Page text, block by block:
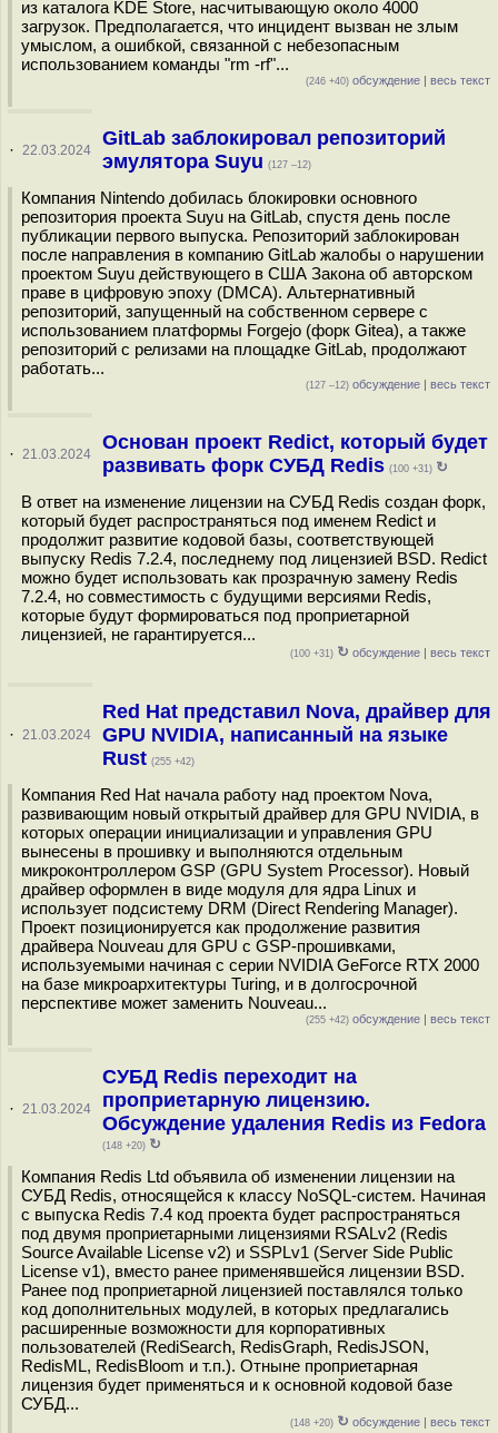
из каталога KDE Store, насчитывающую около 4000
загрузок. Предполагается, что инцидент вызван не злым
умыслом, а ошибкой, связанной с небезопасным
использованием команды "rm -rf"...
(246 +40) обсуждение | весь текст
· 22.03.2024
GitLab заблокировал репозиторий
эмулятора Suyu (127 –12)
Компания Nintendo добилась блокировки основного
репозитория проекта Suyu на GitLab, спустя день после
публикации первого выпуска. Репозиторий заблокирован
после направления в компанию GitLab жалобы о нарушении
проектом Suyu действующего в США Закона об авторском
праве в цифровую эпоху (DMCA). Альтернативный
репозиторий, запущенный на собственном сервере с
использованием платформы Forgejo (форк Gitea), а также
репозиторий с релизами на площадке GitLab, продолжают
работать...
(127 –12) обсуждение | весь текст
· 21.03.2024
Основан проект Redict, который будет
развивать форк СУБД Redis (100 +31) ↻
В ответ на изменение лицензии на СУБД Redis создан форк,
который будет распространяться под именем Redict и
продолжит развитие кодовой базы, соответствующей
выпуску Redis 7.2.4, последнему под лицензией BSD. Redict
можно будет использовать как прозрачную замену Redis
7.2.4, но совместимость с будущими версиями Redis,
которые будут формироваться под проприетарной
лицензией, не гарантируется...
(100 +31) ↻ обсуждение | весь текст
· 21.03.2024
Red Hat представил Nova, драйвер для
GPU NVIDIA, написанный на языке
Rust (255 +42)
Компания Red Hat начала работу над проектом Nova,
развивающим новый открытый драйвер для GPU NVIDIA, в
которых операции инициализации и управления GPU
вынесены в прошивку и выполняются отдельным
микроконтроллером GSP (GPU System Processor). Новый
драйвер оформлен в виде модуля для ядра Linux и
использует подсистему DRM (Direct Rendering Manager).
Проект позиционируется как продолжение развития
драйвера Nouveau для GPU с GSP-прошивками,
используемыми начиная с серии NVIDIA GeForce RTX 2000
на базе микроархитектуры Turing, и в долгосрочной
перспективе может заменить Nouveau...
(255 +42) обсуждение | весь текст
· 21.03.2024
СУБД Redis переходит на
проприетарную лицензию.
Обсуждение удаления Redis из Fedora
(148 +20) ↻
Компания Redis Ltd объявила об изменении лицензии на
СУБД Redis, относящейся к классу NoSQL-систем. Начиная
с выпуска Redis 7.4 код проекта будет распространяться
под двумя проприетарными лицензиями RSALv2 (Redis
Source Available License v2) и SSPLv1 (Server Side Public
License v1), вместо ранее применявшейся лицензии BSD.
Ранее под проприетарной лицензией поставлялся только
код дополнительных модулей, в которых предлагались
расширенные возможности для корпоративных
пользователей (RediSearch, RedisGraph, RedisJSON,
RedisML, RedisBloom и т.п.). Отныне проприетарная
лицензия будет применяться и к основной кодовой базе
СУБД...
(148 +20) ↻ обсуждение | весь текст